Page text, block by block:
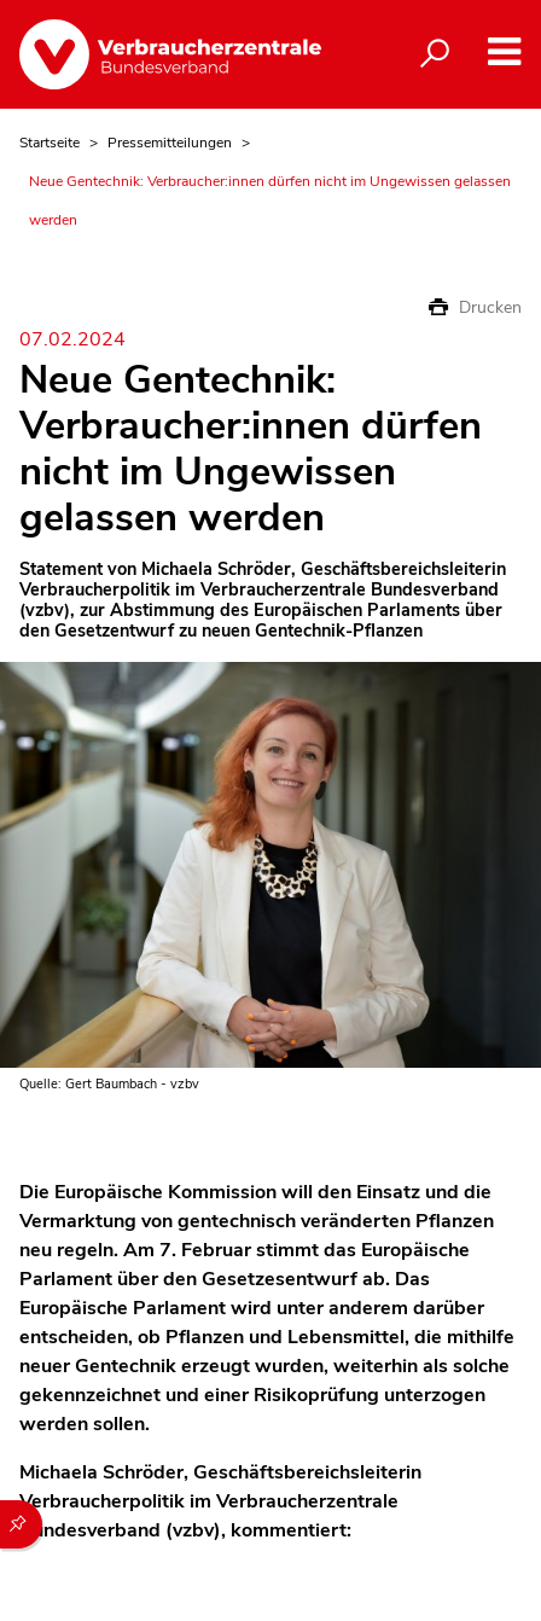
Durch die folgenden Buttons können Sie direkt auf einen
Startseite
Pressemitteilungen
Neue Gentechnik: Verbraucher:innen dürfen nicht im Ungewissen gelassen
werden
Drucken
07.02.2024
Neue Gentechnik:
Verbraucher:innen dürfen
nicht im Ungewissen
gelassen werden
Statement von Michaela Schröder, Geschäftsbereichsleiterin
Verbraucherpolitik im Verbraucherzentrale Bundesverband
(vzbv), zur Abstimmung des Europäischen Parlaments über
den Gesetzentwurf zu neuen Gentechnik-Pflanzen
Quelle: Gert Baumbach - vzbv
Die Europäische Kommission will den Einsatz und die
Vermarktung von gentechnisch veränderten Pflanzen
neu regeln. Am 7. Februar stimmt das Europäische
Parlament über den Gesetzesentwurf ab. Das
Europäische Parlament wird unter anderem darüber
entscheiden, ob Pflanzen und Lebensmittel, die mithilfe
neuer Gentechnik erzeugt wurden, weiterhin als solche
gekennzeichnet und einer Risikoprüfung unterzogen
werden sollen.
Michaela Schröder, Geschäftsbereichsleiterin
Verbraucherpolitik im Verbraucherzentrale
Bundesverband (vzbv), kommentiert: